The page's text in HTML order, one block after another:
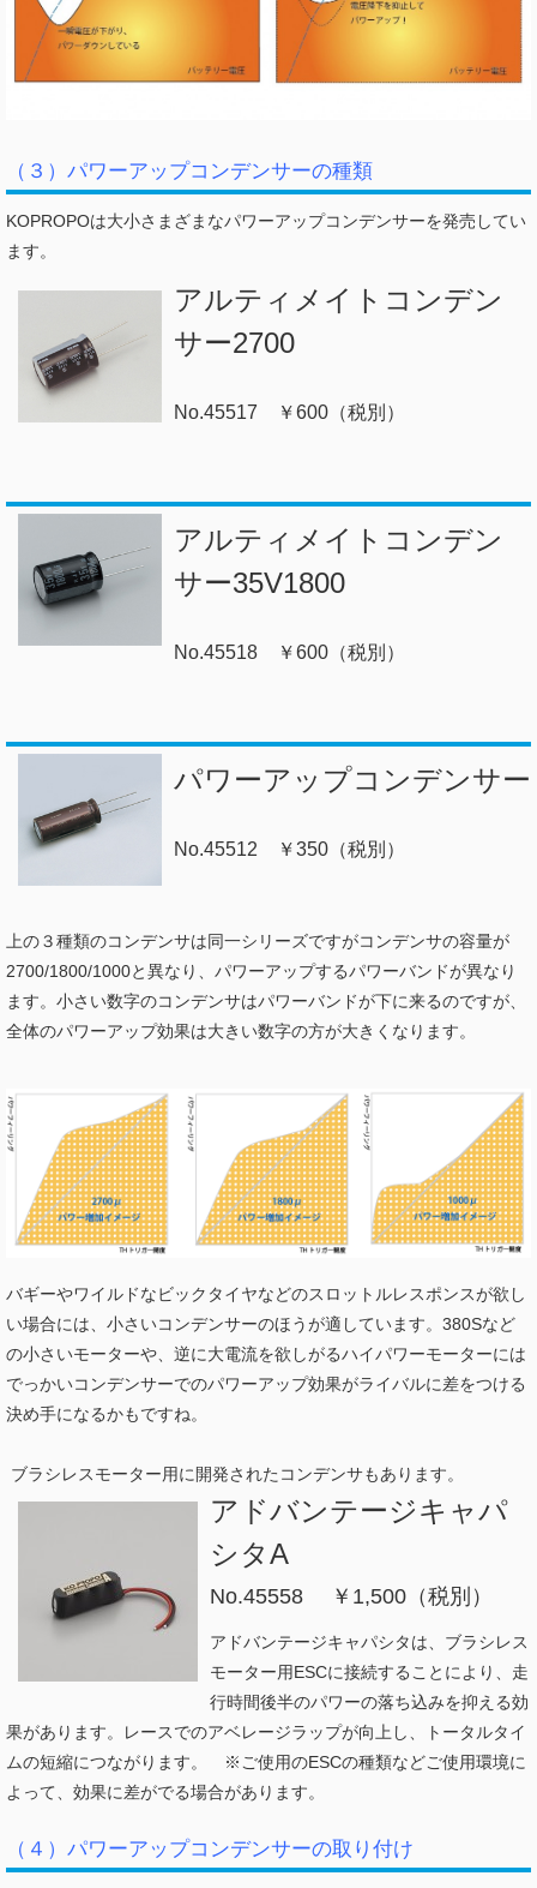
（３）パワーアップコンデンサーの種類
KOPROPOは大小さまざまなパワーアップコンデンサーを発売してい
ます。
アルティメイトコンデン
サー2700
No.45517 ￥600（税別）
アルティメイトコンデン
サー35V1800
No.45518 ￥600（税別）
パワーアップコンデンサー
No.45512 ￥350（税別）
上の３種類のコンデンサは同一シリーズですがコンデンサの容量が
2700/1800/1000と異なり、パワーアップするパワーバンドが異なり
ます。小さい数字のコンデンサはパワーバンドが下に来るのですが、
全体のパワーアップ効果は大きい数字の方が大きくなります。
バギーやワイルドなビックタイヤなどのスロットルレスポンスが欲し
い場合には、小さいコンデンサーのほうが適しています。380Sなど
の小さいモーターや、逆に大電流を欲しがるハイパワーモーターには
でっかいコンデンサーでのパワーアップ効果がライバルに差をつける
決め手になるかもですね。
ブラシレスモーター用に開発されたコンデンサもあります。
アドバンテージキャパ
シタA
No.45558 ￥1,500（税別）
アドバンテージキャパシタは、ブラシレス
モーター用ESCに接続することにより、走
行時間後半のパワーの落ち込みを抑える効
果があります。レースでのアベレージラップが向上し、トータルタイ
ムの短縮につながります。 ※ご使用のESCの種類などご使用環境に
よって、効果に差がでる場合があります。
（４）パワーアップコンデンサーの取り付け